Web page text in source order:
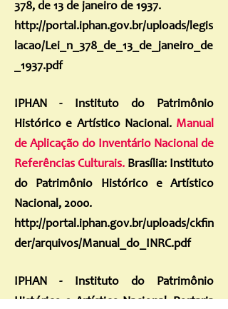
378, de 13 de janeiro de 1937.
http://portal.iphan.gov.br/uploads/legis
lacao/Lei_n_378_de_13_de_janeiro_de
_1937.pdf
IPHAN - Instituto do Patrimônio
Histórico e Artístico Nacional. Manual
de Aplicação do Inventário Nacional de
Referências Culturais. Brasília: Instituto
do Patrimônio Histórico e Artístico
Nacional, 2000.
http://portal.iphan.gov.br/uploads/ckfin
der/arquivos/Manual_do_INRC.pdf
IPHAN - Instituto do Patrimônio
Histórico e Artístico Nacional. Portaria